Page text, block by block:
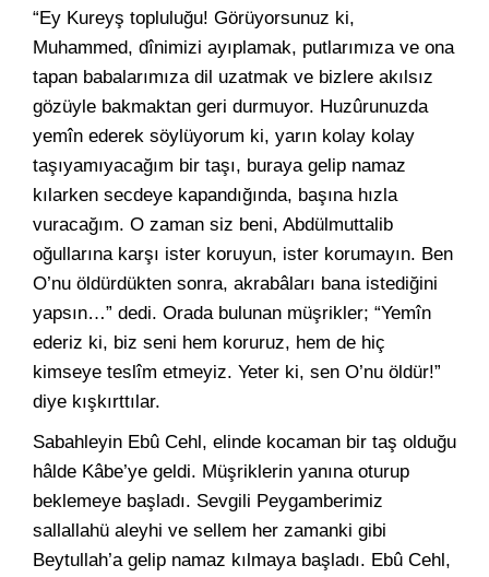
“Ey Kureyş topluluğu! Görüyorsunuz ki,
Muhammed, dînimizi ayıplamak, putlarımıza ve ona
tapan babalarımıza dil uzatmak ve bizlere akılsız
gözüyle bakmaktan geri durmuyor. Huzûrunuzda
yemîn ederek söylüyorum ki, yarın kolay kolay
taşıyamıyacağım bir taşı, buraya gelip namaz
kılarken secdeye kapandığında, başına hızla
vuracağım. O zaman siz beni, Abdülmuttalib
oğullarına karşı ister koruyun, ister korumayın. Ben
O’nu öldürdükten sonra, akrabâları bana istediğini
yapsın…” dedi. Orada bulunan müşrikler; “Yemîn
ederiz ki, biz seni hem koruruz, hem de hiç
kimseye teslîm etmeyiz. Yeter ki, sen O’nu öldür!”
diye kışkırttılar.
Sabahleyin Ebû Cehl, elinde kocaman bir taş olduğu
hâlde Kâbe’ye geldi. Müşriklerin yanına oturup
beklemeye başladı. Sevgili Peygamberimiz
sallallahü aleyhi ve sellem her zamanki gibi
Beytullah’a gelip namaz kılmaya başladı. Ebû Cehl,